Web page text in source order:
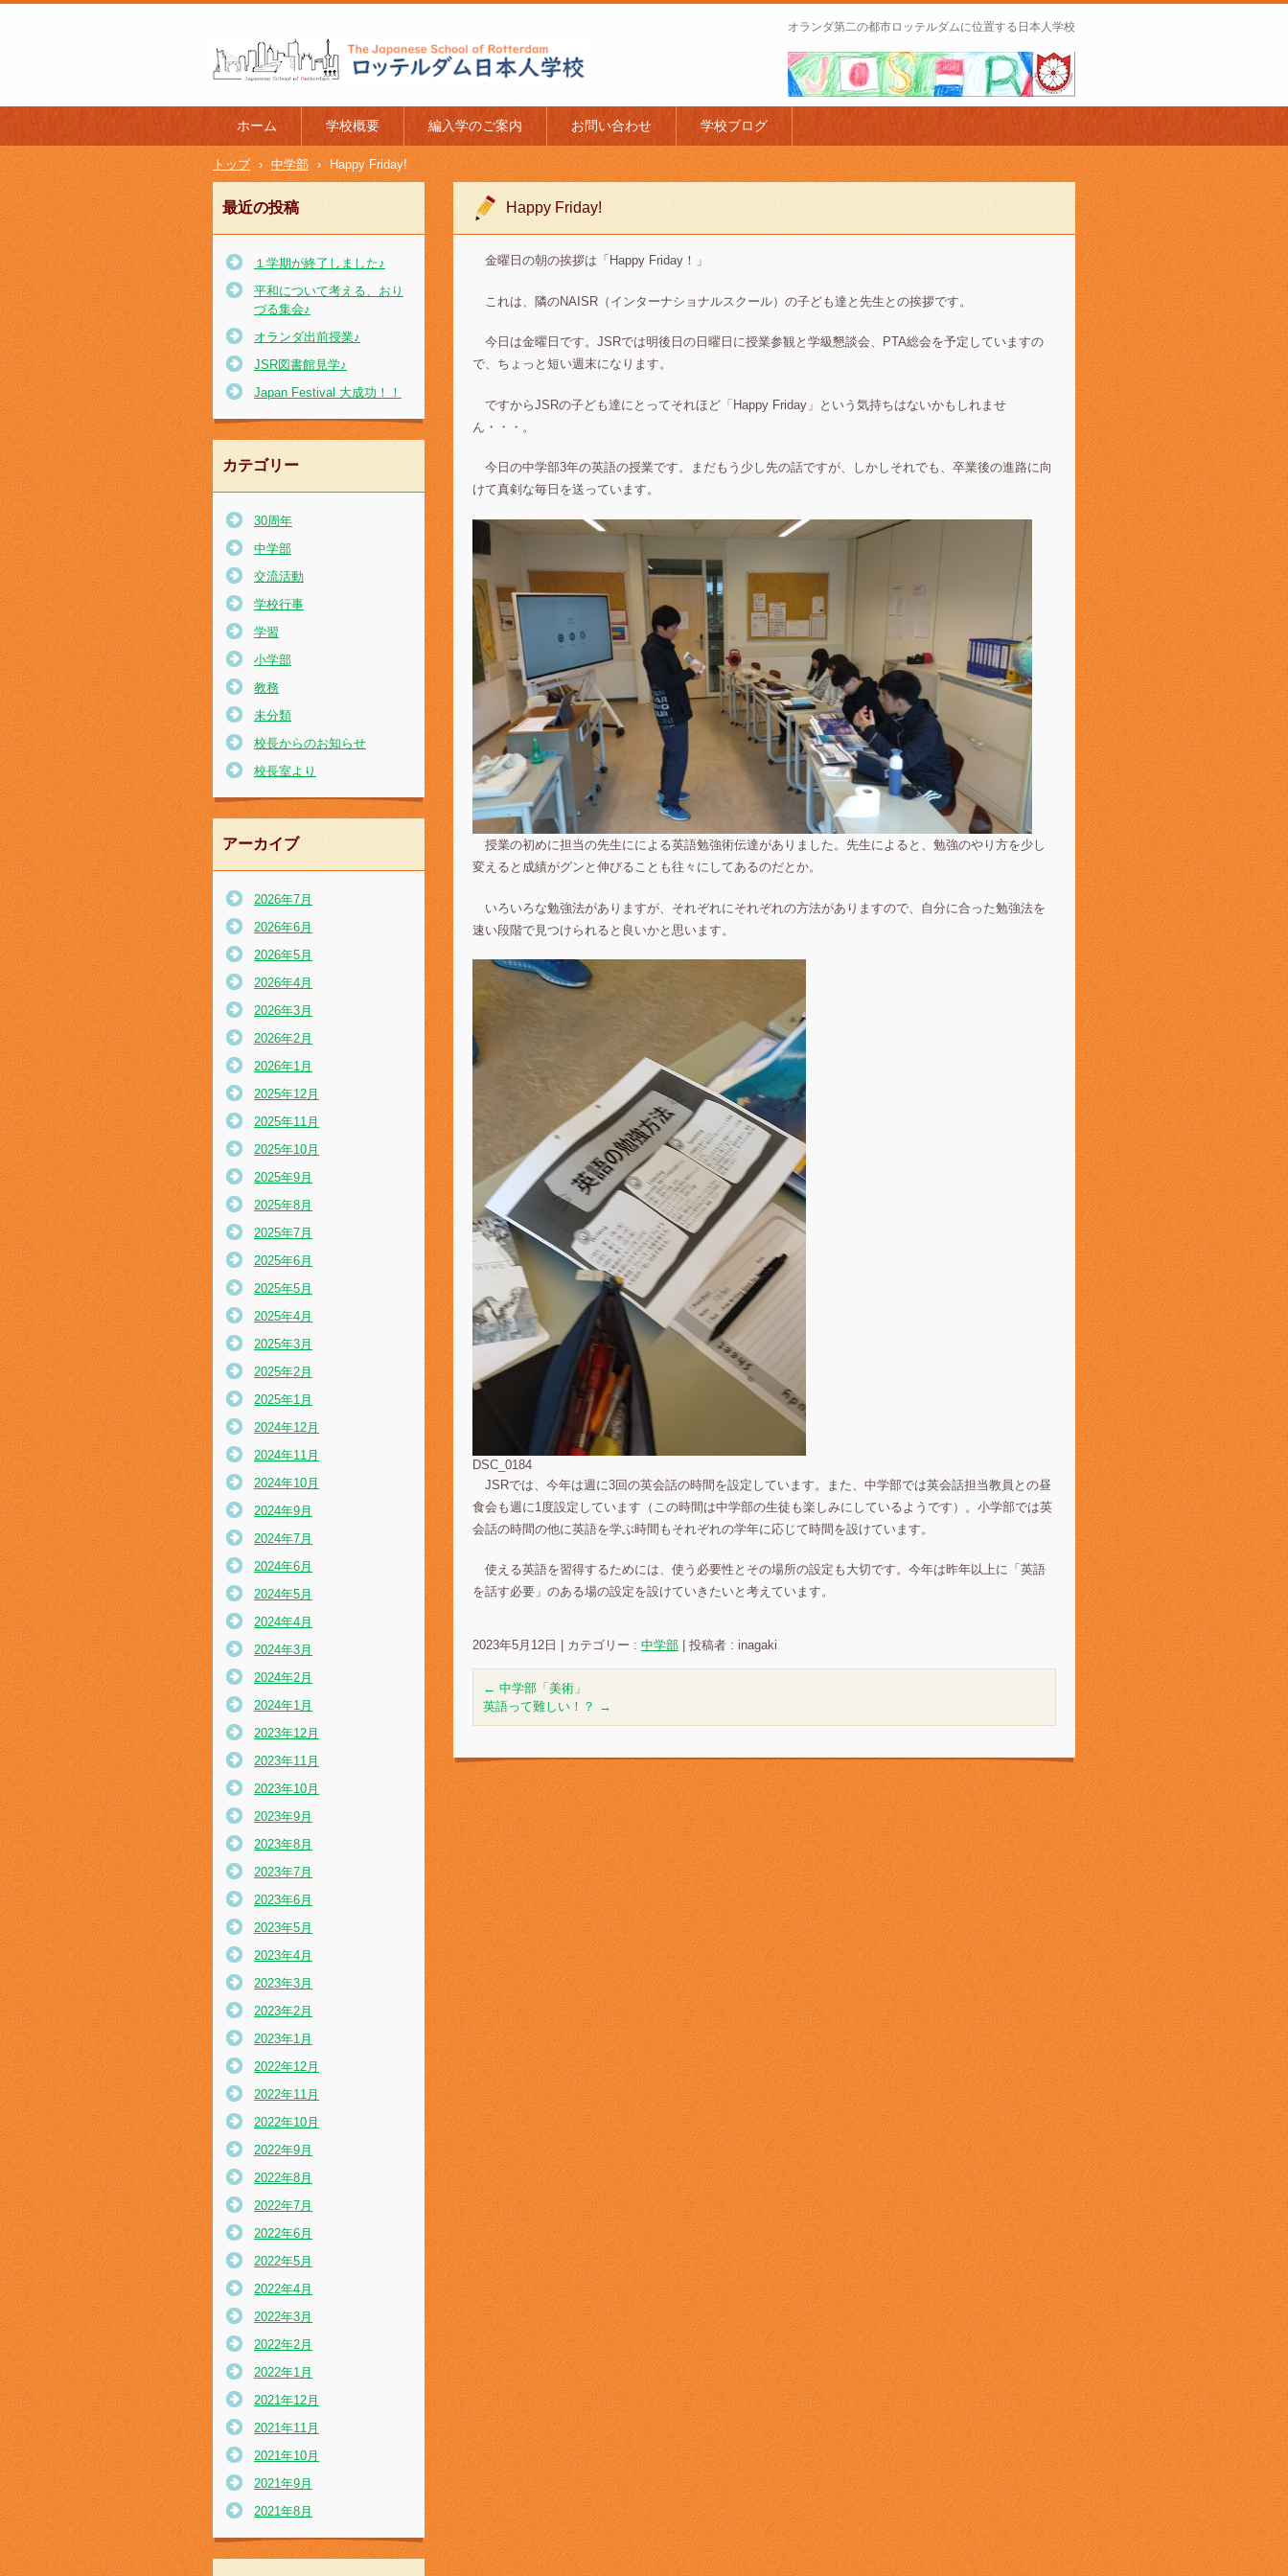
l of Rotterdam
オランダ第二の都市ロッテルダムに位置する日本人学校
ホーム 学校概要 編入学のご案内 お問い合わせ 学校ブログ
トップ › 中学部 › Happy Friday!
Happy Friday!
金曜日の朝の挨拶は「Happy Friday！」
これは、隣のNAISR（インターナショナルスクール）の子ども達と先生との挨拶です。
今日は金曜日です。JSRでは明後日の日曜日に授業参観と学級懇談会、PTA総会を予定していますの
で、ちょっと短い週末になります。
ですからJSRの子ども達にとってそれほど「Happy Friday」という気持ちはないかもしれませ
ん・・・。
今日の中学部3年の英語の授業です。まだもう少し先の話ですが、しかしそれでも、卒業後の進路に向
けて真剣な毎日を送っています。
授業の初めに担当の先生にによる英語勉強術伝達がありました。先生によると、勉強のやり方を少し
変えると成績がグンと伸びることも往々にしてあるのだとか。
いろいろな勉強法がありますが、それぞれにそれぞれの方法がありますので、自分に合った勉強法を
速い段階で見つけられると良いかと思います。
DSC_0184
JSRでは、今年は週に3回の英会話の時間を設定しています。また、中学部では英会話担当教員との昼
食会も週に1度設定しています（この時間は中学部の生徒も楽しみにしているようです）。小学部では英
会話の時間の他に英語を学ぶ時間もそれぞれの学年に応じて時間を設けています。
使える英語を習得するためには、使う必要性とその場所の設定も大切です。今年は昨年以上に「英語
を話す必要」のある場の設定を設けていきたいと考えています。
2023年5月12日 カテゴリー : 中学部 投稿者 : inagaki
← 中学部「美術」
英語って難しい！？ →
最近の投稿
１学期が終了しました♪
平和について考える、おり
づる集会♪
オランダ出前授業♪
JSR図書館見学♪
Japan Festival 大成功！！
カテゴリー
30周年
中学部
交流活動
学校行事
学習
小学部
教務
未分類
校長からのお知らせ
校長室より
アーカイブ
2026年7月
2026年6月
2026年5月
2026年4月
2026年3月
2026年2月
2026年1月
2025年12月
2025年11月
2025年10月
2025年9月
2025年8月
2025年7月
2025年6月
2025年5月
2025年4月
2025年3月
2025年2月
2025年1月
2024年12月
2024年11月
2024年10月
2024年9月
2024年7月
2024年6月
2024年5月
2024年4月
2024年3月
2024年2月
2024年1月
2023年12月
2023年11月
2023年10月
2023年9月
2023年8月
2023年7月
2023年6月
2023年5月
2023年4月
2023年3月
2023年2月
2023年1月
2022年12月
2022年11月
2022年10月
2022年9月
2022年8月
2022年7月
2022年6月
2022年5月
2022年4月
2022年3月
2022年2月
2022年1月
2021年12月
2021年11月
2021年10月
2021年9月
2021年8月